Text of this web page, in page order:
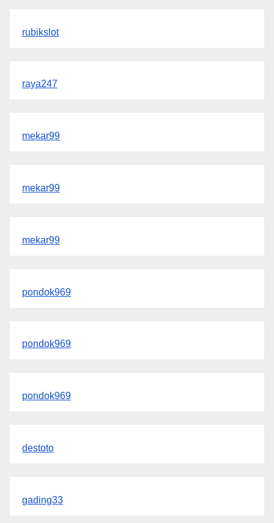
rubikslot
raya247
mekar99
mekar99
mekar99
pondok969
pondok969
pondok969
destoto
gading33